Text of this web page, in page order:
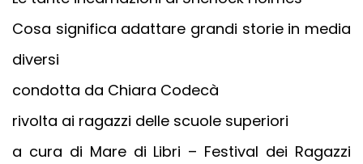
Cosa significa adattare grandi storie in media
diversi
condotta da Chiara Codecà
rivolta ai ragazzi delle scuole superiori
a cura di Mare di Libri – Festival dei Ragazzi